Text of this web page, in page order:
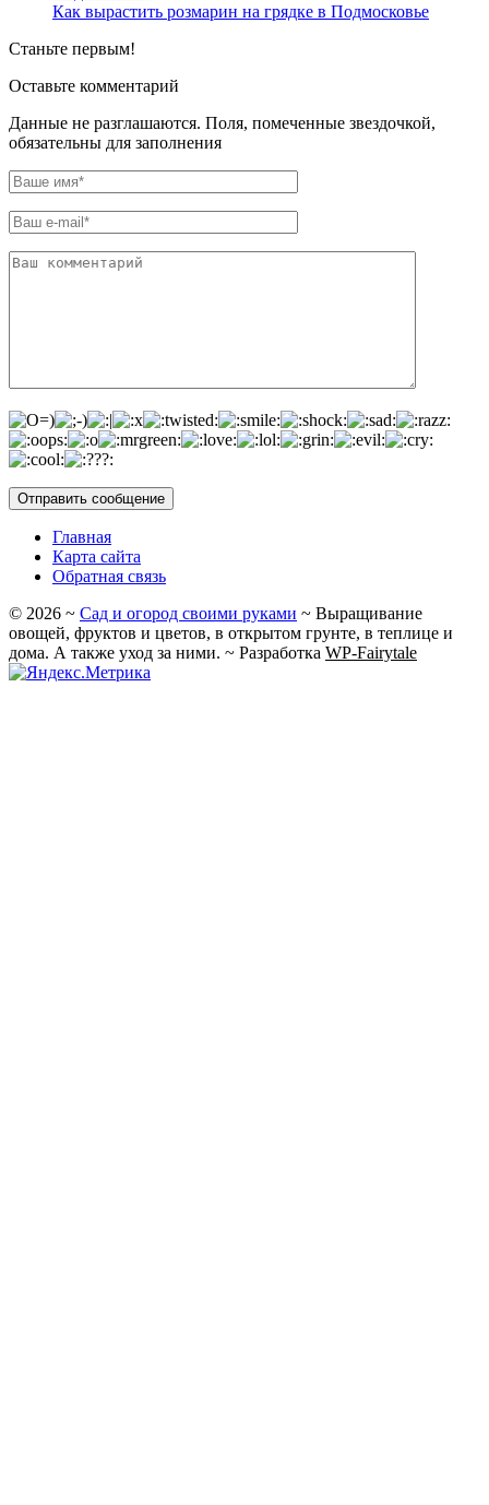
Как вырастить розмарин на грядке в Подмосковье
Станьте первым!
Оставьте комментарий
Данные не разглашаются. Поля, помеченные звездочкой,
обязательны для заполнения
Главная
Карта сайта
Обратная связь
© 2026 ~ Сад и огород своими руками ~ Выращивание
овощей, фруктов и цветов, в открытом грунте, в теплице и
дома. А также уход за ними. ~ Разработка WP-Fairytale